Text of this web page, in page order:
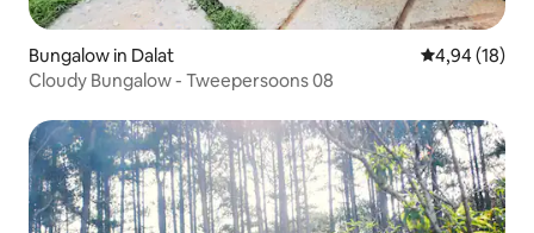
Bungalow in Dalat Gemiddelde
4,94 (18)
Cloudy Bungalow - Tweepersoons 08